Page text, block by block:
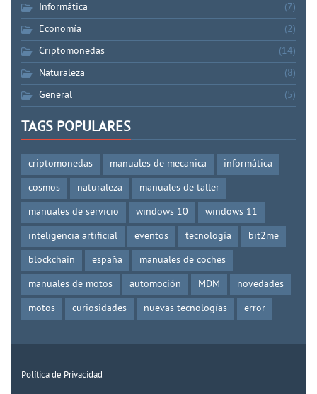
Informática
(7)
Economía
(2)
Criptomonedas
(14)
Naturaleza
(8)
General
(5)
TAGS POPULARES
criptomonedas manuales de mecanica
informática
cosmos
naturaleza
manuales de taller
manuales de servicio
windows 10
windows 11
inteligencia artificial
eventos tecnología
bit2me
blockchain
españa
manuales de coches
manuales de motos
automoción MDM
novedades
motos
curiosidades nuevas tecnologías error
Política de Privacidad